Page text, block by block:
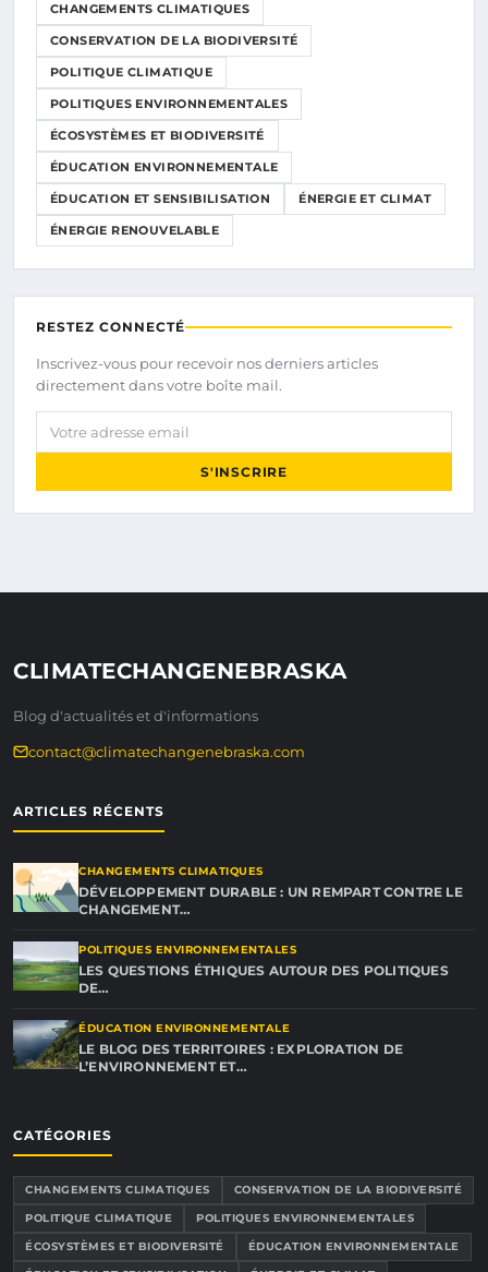
CHANGEMENTS CLIMATIQUES
CONSERVATION DE LA BIODIVERSITÉ
POLITIQUE CLIMATIQUE
POLITIQUES ENVIRONNEMENTALES
ÉCOSYSTÈMES ET BIODIVERSITÉ
ÉDUCATION ENVIRONNEMENTALE
ÉDUCATION ET SENSIBILISATION ÉNERGIE ET CLIMAT
ÉNERGIE RENOUVELABLE
RESTEZ CONNECTÉ
Inscrivez-vous pour recevoir nos derniers articles
directement dans votre boîte mail.
Votre adresse email
S'INSCRIRE
CLIMATECHANGENEBRASKA
Blog d'actualités et d'informations
contact@climatechangenebraska.com
ARTICLES RÉCENTS
CHANGEMENTS CLIMATIQUES
DÉVELOPPEMENT DURABLE : UN REMPART CONTRE LE
CHANGEMENT…
POLITIQUES ENVIRONNEMENTALES
LES QUESTIONS ÉTHIQUES AUTOUR DES POLITIQUES
DE…
ÉDUCATION ENVIRONNEMENTALE
LE BLOG DES TERRITOIRES : EXPLORATION DE
L’ENVIRONNEMENT ET…
CATÉGORIES
CHANGEMENTS CLIMATIQUES
CONSERVATION DE LA BIODIVERSITÉ
POLITIQUE CLIMATIQUE
POLITIQUES ENVIRONNEMENTALES
ÉCOSYSTÈMES ET BIODIVERSITÉ
ÉDUCATION ENVIRONNEMENTALE